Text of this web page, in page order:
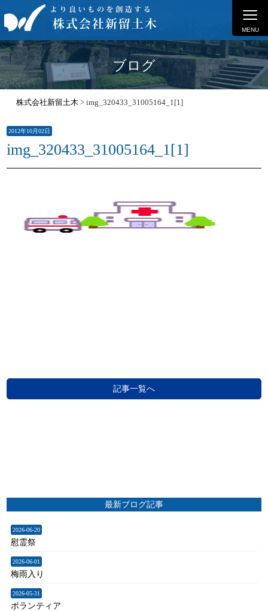
≡
MENU
ブログ
株式会社新留土木 > img_320433_31005164_1[1]
2012年10月02日
img_320433_31005164_1[1]
記事一覧へ
最新ブログ記事
2026-06-20
慰霊祭
2026-06-01
梅雨入り
2026-05-31
ボランティア